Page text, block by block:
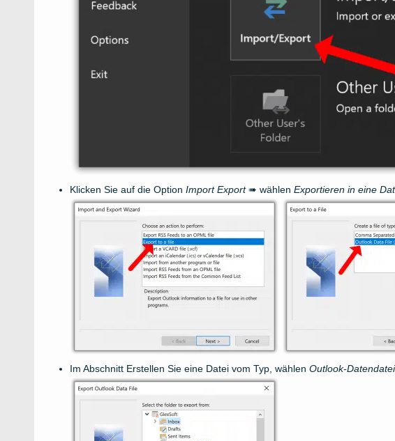
Klicken Sie auf die Option Import Export➠ wählen Exportieren in eine
Im Abschnitt Erstellen Sie eine Datei vom Typ, wählen Outlook-